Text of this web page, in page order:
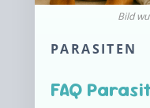
PARASITEN
FAQ